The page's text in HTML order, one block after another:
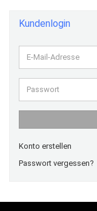
Kundenlogin
E-
Mail-
Adresse
Passwort
Konto erstellen
Passwort vergessen?